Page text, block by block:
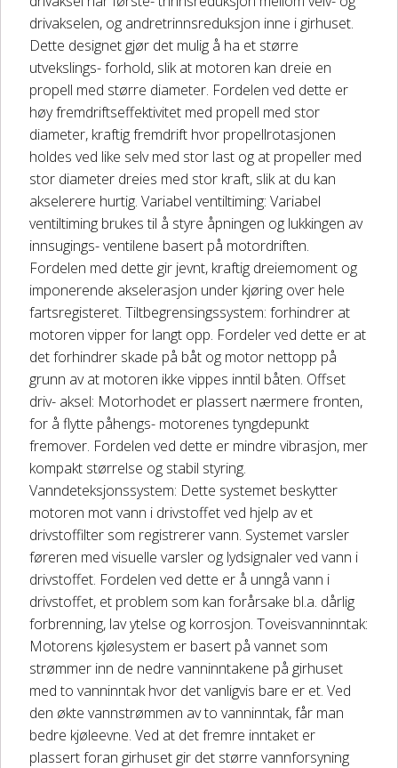
drivakselen, og andretrinnsreduksjon inne i girhuset.
Dette designet gjør det mulig å ha et større
utvekslings- forhold, slik at motoren kan dreie en
propell med større diameter. Fordelen ved dette er
høy fremdriftseffektivitet med propell med stor
diameter, kraftig fremdrift hvor propellrotasjonen
holdes ved like selv med stor last og at propeller med
stor diameter dreies med stor kraft, slik at du kan
akselerere hurtig. Variabel ventiltiming: Variabel
ventiltiming brukes til å styre åpningen og lukkingen av
innsugings- ventilene basert på motordriften.
Fordelen med dette gir jevnt, kraftig dreiemoment og
imponerende akselerasjon under kjøring over hele
fartsregisteret. Tiltbegrensingssystem: forhindrer at
motoren vipper for langt opp. Fordeler ved dette er at
det forhindrer skade på båt og motor nettopp på
grunn av at motoren ikke vippes inntil båten. Offset
driv- aksel: Motorhodet er plassert nærmere fronten,
for å flytte påhengs- motorenes tyngdepunkt
fremover. Fordelen ved dette er mindre vibrasjon, mer
kompakt størrelse og stabil styring.
Vanndeteksjonssystem: Dette systemet beskytter
motoren mot vann i drivstoffet ved hjelp av et
drivstoffilter som registrerer vann. Systemet varsler
føreren med visuelle varsler og lydsignaler ved vann i
drivstoffet. Fordelen ved dette er å unngå vann i
drivstoffet, et problem som kan forårsake bl.a. dårlig
forbrenning, lav ytelse og korrosjon. Toveisvanninntak:
Motorens kjølesystem er basert på vannet som
strømmer inn de nedre vanninntakene på girhuset
med to vanninntak hvor det vanligvis bare er et. Ved
den økte vannstrømmen av to vanninntak, får man
bedre kjøleevne. Ved at det fremre inntaket er
plassert foran girhuset gir det større vannforsyning